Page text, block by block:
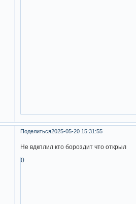
Поделиться2025-05-20 15:31:55
Не вдкплил кто бороздит что открыл
0